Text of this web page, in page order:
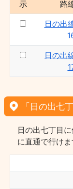
示
路
日の出
日の出
「日の出七
日の出七丁目
に直通で行けま